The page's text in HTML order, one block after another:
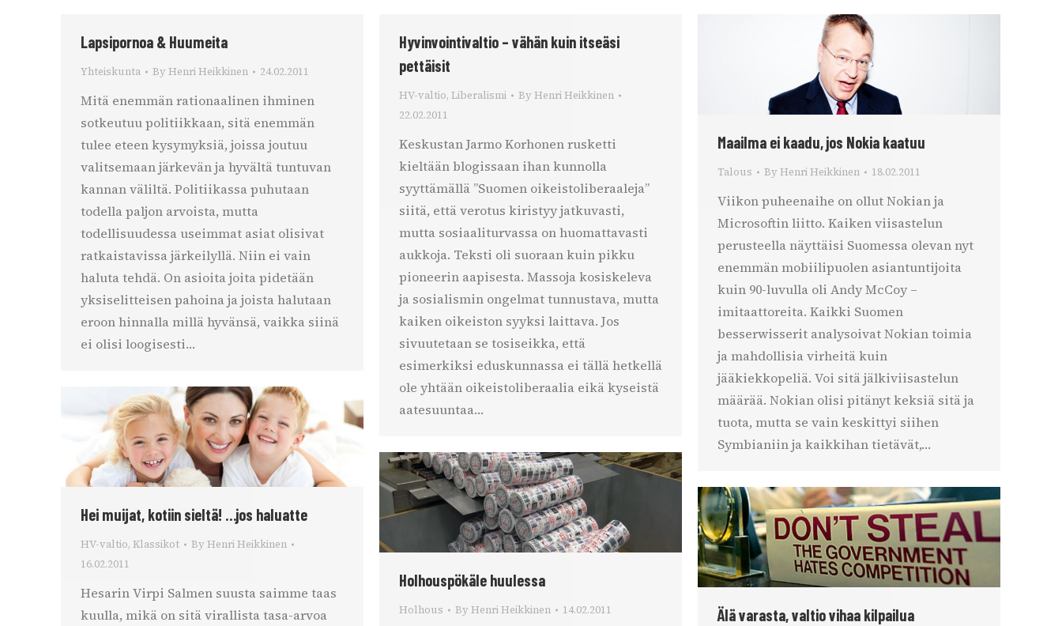
Lapsipornoa & Huumeita
Yhteiskunta By Henri Heikkinen 24.02.2011
Mitä enemmän rationaalinen ihminen
sotkeutuu politiikkaan, sitä enemmän
tulee eteen kysymyksiä, joissa joutuu
valitsemaan järkevän ja hyvältä tuntuvan
kannan väliltä. Politiikassa puhutaan
todella paljon arvoista, mutta
todellisuudessa useimmat asiat olisivat
ratkaistavissa järkeilyllä. Niin ei vain
haluta tehdä. On asioita joita pidetään
yksiselitteisen pahoina ja joista halutaan
eroon hinnalla millä hyvänsä, vaikka siinä
ei olisi loogisesti…
Hyvinvointivaltio – vähän kuin itseäsi
pettäisit
HV-valtio, Liberalismi By Henri Heikkinen
22.02.2011
Keskustan Jarmo Korhonen rusketti
kieltään blogissaan ihan kunnolla
syyttämällä ”Suomen oikeistoliberaaleja”
siitä, että verotus kiristyy jatkuvasti,
mutta sosiaaliturvassa on huomattavasti
aukkoja. Teksti oli suoraan kuin pikku
pioneerin aapisesta. Massoja kosiskeleva
ja sosialismin ongelmat tunnustava, mutta
kaiken oikeiston syyksi laittava. Jos
sivuutetaan se tosiseikka, että
esimerkiksi eduskunnassa ei tällä hetkellä
ole yhtään oikeistoliberaalia eikä kyseistä
aatesuuntaa…
Maailma ei kaadu, jos Nokia kaatuu
Talous By Henri Heikkinen 18.02.2011
Viikon puheenaihe on ollut Nokian ja
Microsoftin liitto. Kaiken viisastelun
perusteella näyttäisi Suomessa olevan nyt
enemmän mobiilipuolen asiantuntijoita
kuin 90-luvulla oli Andy McCoy –
imitaattoreita. Kaikki Suomen
besserwisserit analysoivat Nokian toimia
ja mahdollisia virheitä kuin
jääkiekkopeliä. Voi sitä jälkiviisastelun
määrää. Nokian olisi pitänyt keksiä sitä ja
tuota, mutta se vain keskittyi siihen
Symbianiin ja kaikkihan tietävät,…
Hei muijat, kotiin sieltä! …jos haluatte
HV-valtio, Klassikot By Henri Heikkinen
16.02.2011
Hesarin Virpi Salmen suusta saimme taas
kuulla, mikä on sitä virallista tasa-arvoa
Holhouspökäle huulessa
Holhous By Henri Heikkinen 14.02.2011 Älä varasta, valtio vihaa kilpailua